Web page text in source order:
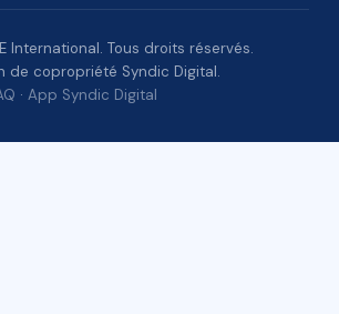
International. Tous droits réservés.
de copropriété Syndic Digital.
· App Syndic Digital